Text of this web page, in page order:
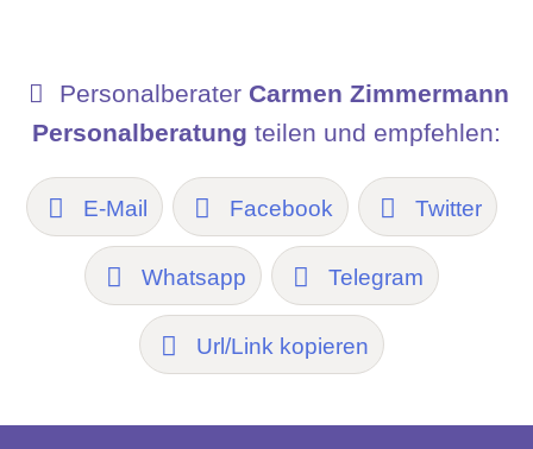
Personalberater Carmen Zimmermann
Personalberatung teilen und empfehlen:
E-Mail Facebook Twitter
Whatsapp Telegram
Url/Link kopieren